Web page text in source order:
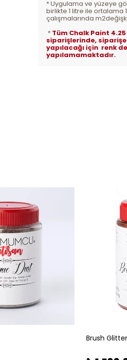
* Uygulama ve yüzeye
birlikte 1 litre ile ortalama
çalışmalarında
* Tüm Chalk Paint 4.25
siparişlerinde,
yapılacağı için renk
yapılamamaktadır.
Brush